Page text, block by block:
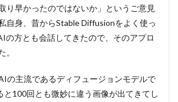
り早かったのではないか」というご意見
自身、昔からStable Diffusionをよく使っ
の方とも会話してきたので、そのアプロ
。
の主流であるディフュージョンモデルで
と100回とも微妙に違う画像が出てきてし